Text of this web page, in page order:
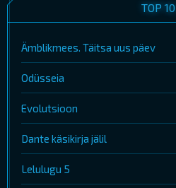
TOP 10
Ämblikmees. Täitsa uus päev
Odüsseia
Evolutsioon
Dante käsikirja jälil
Lelulugu 5